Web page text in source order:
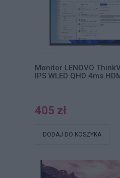
Monitor LENOVO
IPS WLED QHD 4ms
405 zł
DODAJ DO KOSZYKA